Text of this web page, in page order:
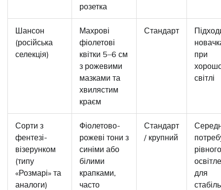
розетка
Шансон
(російська
селекція)
Махрові
фіолетові
квітки 5–6 см
з рожевими
мазками та
хвилястим
краєм
Стандарт
при
світлі
Сорти з
фентезі-
візерунком
(типу
«Розмарі» та
аналоги)
Фіолетово-
рожеві тони з
синіми або
білими
крапками,
часто
Стандарт
/ крупний
рівного
для